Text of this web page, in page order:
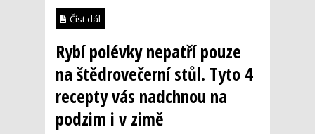
Číst dál
Rybí polévky nepatří pouze
na štědrovečerní stůl. Tyto 4
recepty vás nadchnou na
podzim i v zimě